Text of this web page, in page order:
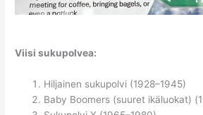
Viisi sukupolvea:
Hiljainen sukupolvi (1928–1945)
Baby Boomers (suuret ikäluokat)